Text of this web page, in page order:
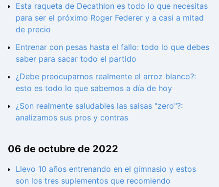
Esta raqueta de Decathlon es todo lo que necesitas
para ser el próximo Roger Federer y a casi a mitad
de precio
Entrenar con pesas hasta el fallo: todo lo que debes
saber para sacar todo el partido
¿Debe preocuparnos realmente el arroz blanco?:
esto es todo lo que sabemos a día de hoy
¿Son realmente saludables las salsas "zero"?:
analizamos sus pros y contras
06 de octubre de 2022
Llevo 10 años entrenando en el gimnasio y estos
son los tres suplementos que recomiendo